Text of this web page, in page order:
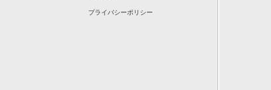
プライバシーポリシー